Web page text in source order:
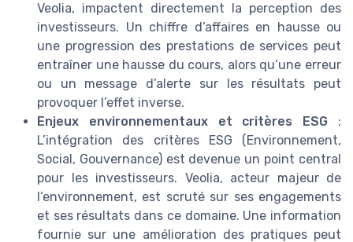
Veolia, impactent directement la perception des
investisseurs. Un chiffre d’affaires en hausse ou
une progression des prestations de services peut
entraîner une hausse du cours, alors qu’une erreur
ou un message d’alerte sur les résultats peut
provoquer l’effet inverse.
Enjeux environnementaux et critères ESG :
L’intégration des critères ESG (Environnement,
Social, Gouvernance) est devenue un point central
pour les investisseurs. Veolia, acteur majeur de
l’environnement, est scruté sur ses engagements
et ses résultats dans ce domaine. Une information
fournie sur une amélioration des pratiques peut